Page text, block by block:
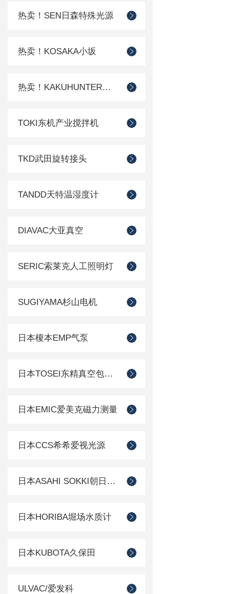
热卖！SEN日森特殊光源
热卖！KOSAKA小坂
热卖！KAKUHUNTER写真化学
TOKI东机产业搅拌机
TKD武田旋转接头
TANDD天特温湿度计
DIAVAC大亚真空
SERIC索莱克人工照明灯
SUGIYAMA杉山电机
日本榎本EMP气泵
日本TOSEI东精真空包装机
日本EMIC爱美克磁力测量
日本CCS希希爱视光源
日本ASAHI SOKKI朝日测器
日本HORIBA堀场水质计
日本KUBOTA久保田
ULVAC/爱发科